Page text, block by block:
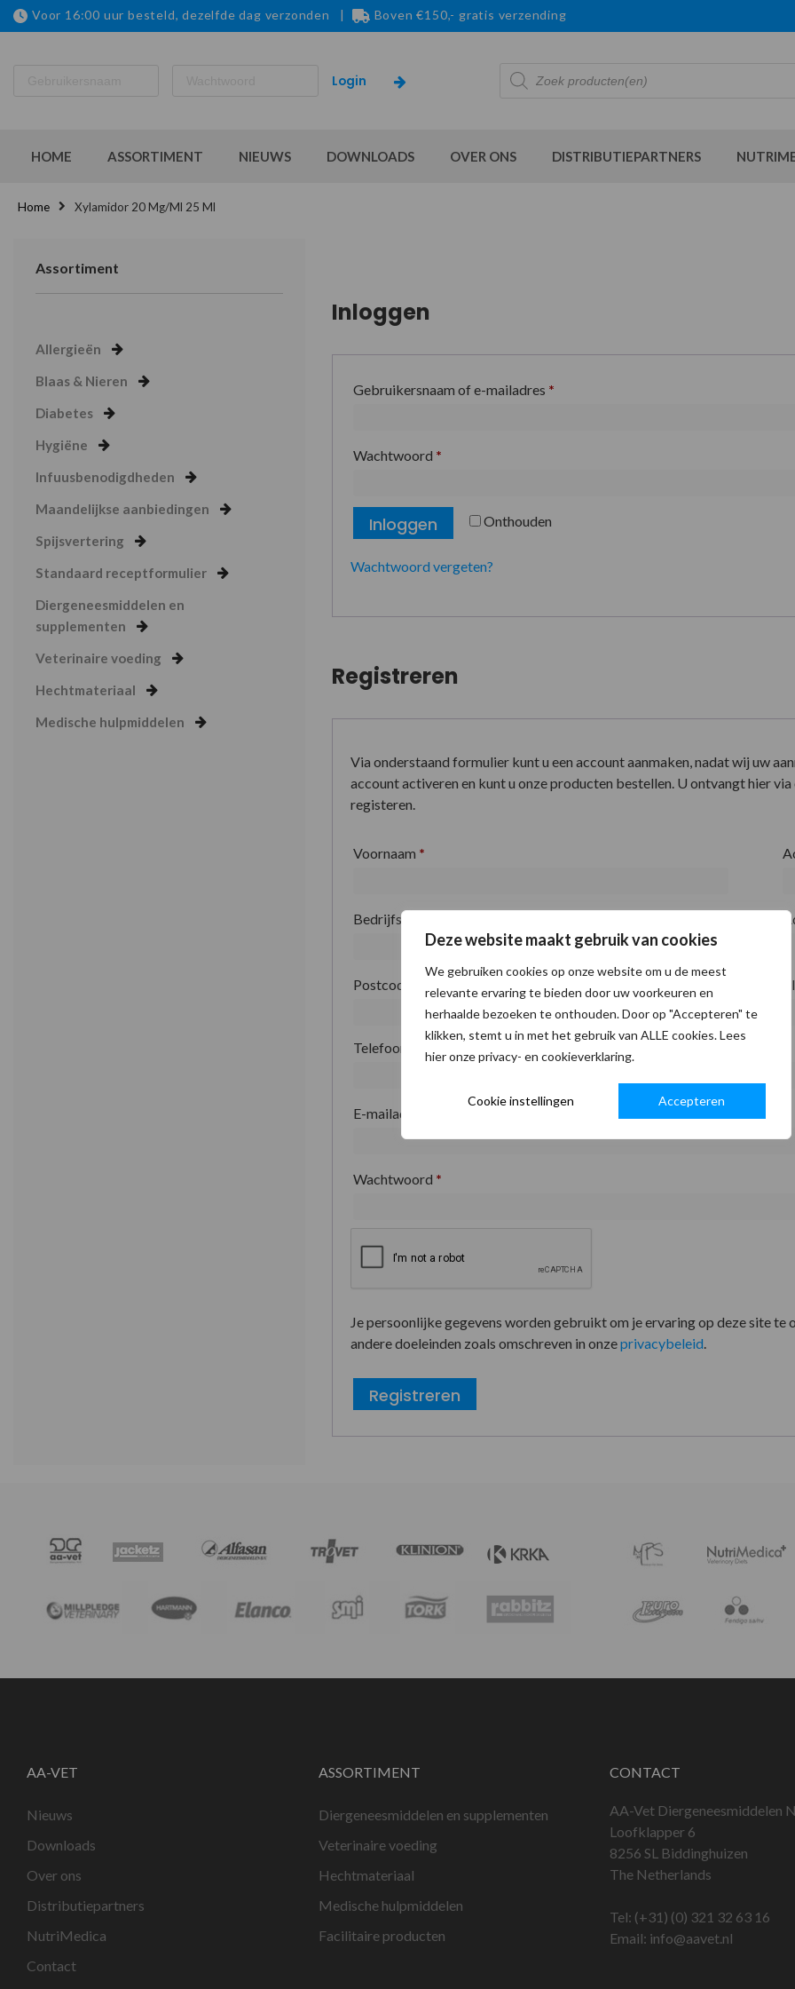
Deze website maakt gebruik van cookies
We gebruiken cookies op onze website om u de meest
relevante ervaring te bieden door uw voorkeuren en
herhaalde bezoeken te onthouden. Door op "Accepteren" te
klikken, stemt u in met het gebruik van ALLE cookies. Lees
hier onze privacy- en cookieverklaring.
Cookie instellingen Accepteren
Voor 16:00 uur besteld, dezelfde dag verzonden | Boven €150,- gratis verzending
Producten
zoeken
HOME ASSORTIMENT NIEUWS DOWNLOADS OVER ONS DISTRIBUTIEPARTNERS
Home Xylamidor 20 Mg/ml 25 Ml
Assortiment
Allergieën
Blaas & Nieren
Diabetes
Hygiëne
Infuusbenodigdheden
Maandelijkse aanbiedingen
Spijsvertering
Standaard receptformulier
Diergeneesmiddelen en
supplementen
Veterinaire voeding
Hechtmateriaal
Medische hulpmiddelen
Inloggen
Gebruikersnaam of e-mailadres *
Wachtwoord *
Onthouden
Inloggen
Wachtwoord vergeten?
Registreren
Via onderstaand formulier kunt u een account aanmaken, nadat wij uw
account activeren en kunt u onze producten bestellen. U ontvangt hier
registeren.
Voornaam *
Bedrijfsnaam
Postcode
Telefoon
E-mailadres
Wachtwoord *
Je persoonlijke gegevens worden gebruikt om je ervaring op deze site
andere doeleinden zoals omschreven in onzeprivacybeleid
Registreren
AA-VET
Nieuws
Downloads
Over ons
Distributiepartners
NutriMedica
Contact
ASSORTIMENT
Diergeneesmiddelen en supplementen
Veterinaire voeding
Hechtmateriaal
Medische hulpmiddelen
Facilitaire producten
CONTACT
AA-Vet Diergeneesmiddelen
Loofklapper 6
8256 SL Biddinghuizen
The Netherlands
Tel: (+31) (0) 321 32 63 16
Email: info@aavet.nl